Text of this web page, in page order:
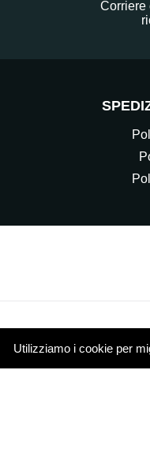
Utilizziamo i cookie per
Corriere